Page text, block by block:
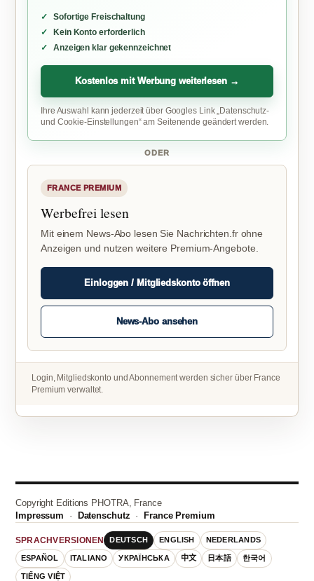
Sofortige Freischaltung
Kein Konto erforderlich
Anzeigen klar gekennzeichnet
Kostenlos mit Werbung weiterlesen →
Ihre Auswahl kann jederzeit über Googles Link „Datenschutz-
und Cookie-Einstellungen“ am Seitenende geändert werden.
ODER
FRANCE PREMIUM
Werbefrei lesen
Mit einem News-Abo lesen Sie Nachrichten.fr ohne
Anzeigen und nutzen weitere Premium-Angebote.
Einloggen / Mitgliedskonto öffnen
News-Abo ansehen
Login, Mitgliedskonto und Abonnement werden sicher über France
Premium verwaltet.
Copyright Editions PHOTRA, France
Impressum · Datenschutz ·France Premium
SPRACHVERSIONEN DEUTSCH ENGLISH NEDERLANDS
ESPAÑOL ITALIANO УКРАЇНСЬКА 中文 日本語 한국어
TIẾNG VIỆT